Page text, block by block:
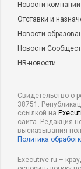
Новости компаний
Отставки и
Новости
Новости
HR-новости
Свидетельство о
38751.
ссылкой на
сайта. Редакция
высказывания
Политика
Executive.ru –